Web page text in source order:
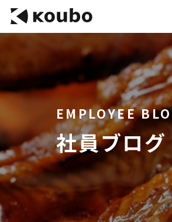
EMPLOYEE
社員ブログ